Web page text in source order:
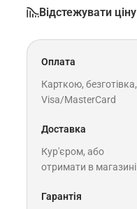
Відстежувати ціну
Оплата
Карткою, безготівка,
Visa/MasterCard
Доставка
Кур'єром, або
отримати в магазині
Гарантія